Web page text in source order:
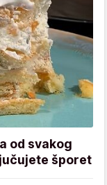
od svakog
šporet